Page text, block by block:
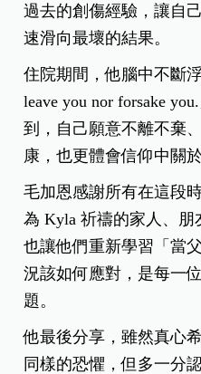
過去的創傷經驗，讓自
速滑向最壞的結果。
住院期間，他腦中不斷
leave you nor forsake
到，自己願意不離不棄
康，也更體會信仰中關
毛加恩感謝所有在這段
為 Kyla 祈禱的家人、朋
也讓他們重新學習「當
況該如何應對，是每一
題。
他最後分享，雖然真心
同樣的恐懼，但多一分